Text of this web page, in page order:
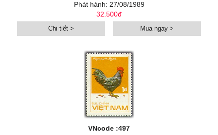
Phát hành: 27/08/1989
32.500đ
Chi tiết > Mua ngay >
VNcode :497